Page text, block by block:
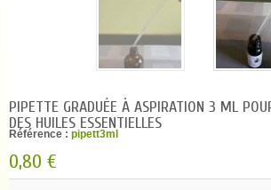
PIPETTE GRADUÉE À ASPIRATION 3 ML
DES HUILES ESSENTIELLES
Référence : pipett3ml
0,80 €